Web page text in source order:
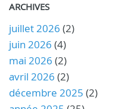
ARCHIVES
juillet 2026 (2)
juin 2026 (4)
mai 2026 (2)
avril 2026 (2)
décembre 2025 (2)